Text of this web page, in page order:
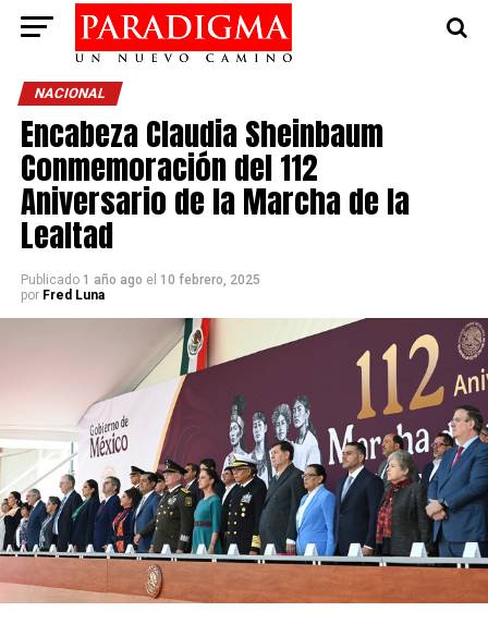
NACIONAL
Encabeza Claudia Sheinbaum
Conmemoración del 112
Aniversario de la Marcha de la
Lealtad
Publicado 1 año ago el 10 febrero, 2025
por Fred Luna